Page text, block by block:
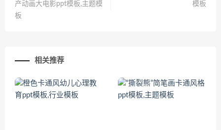
产动画大电影ppt模板,主题模
板
模板
相关推荐